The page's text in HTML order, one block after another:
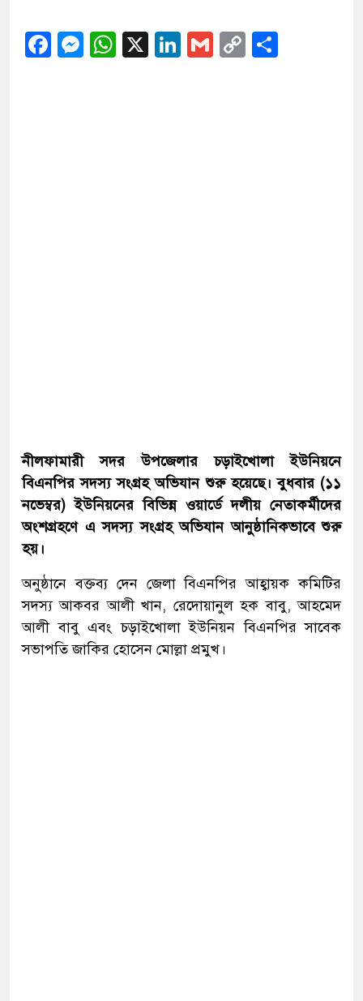
Facebook
Messenger
WhatsApp
X LinkedIn
Gmail
Copy
নীলফামারী সদর উপজেলার চড়াইখোলা ইউনিয়নে
বিএনপির সদস্য সংগ্রহ অভিযান শুরু হয়েছে। বুধবার (১১
নভেম্বর) ইউনিয়নের বিভিন্ন ওয়ার্ডে দলীয় নেতাকর্মীদের
অংশগ্রহণে এ সদস্য সংগ্রহ অভিযান আনুষ্ঠানিকভাবে শুরু
হয়।
অনুষ্ঠানে বক্তব্য দেন জেলা বিএনপির আহ্বায়ক কমিটির
সদস্য আকবর আলী খান, রেদোয়ানুল হক বাবু, আহমেদ
আলী বাবু এবং চড়াইখোলা ইউনিয়ন বিএনপির সাবেক
সভাপতি জাকির হোসেন মোল্লা প্রমুখ।